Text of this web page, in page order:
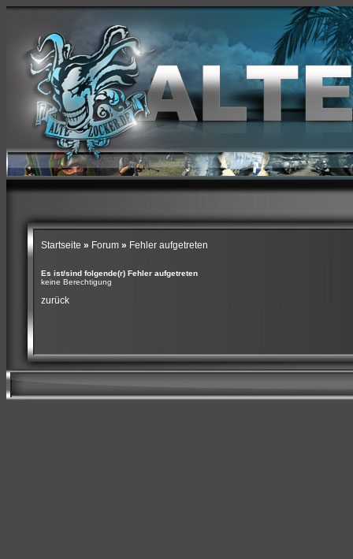
Startseite » Forum » Fehler aufgetreten
Es ist/sind folgende(r) Fehler aufgetreten
keine Berechtigung
zurück